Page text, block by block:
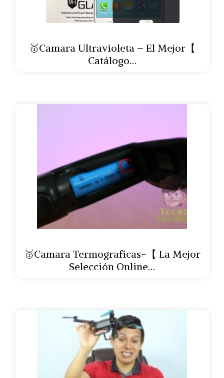
🥇Camara Ultravioleta – El Mejor【
Catálogo…
🥇Camara Termograficas-【 La Mejor
Selección Online…